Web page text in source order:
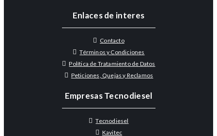
Enlaces de interes
Contacto
Términos y Condiciones
Política de Tratamiento de Datos
Peticiones, Quejas y Reclamos
Empresas Tecnodiesel
Tecnodiesel
Kavitec